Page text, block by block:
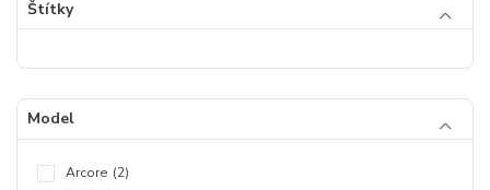
Štítky
Model
Arcore (2)